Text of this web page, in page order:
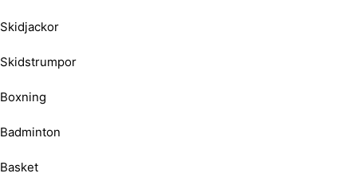
Skidjackor
Skidstrumpor
Boxning
Badminton
Basket